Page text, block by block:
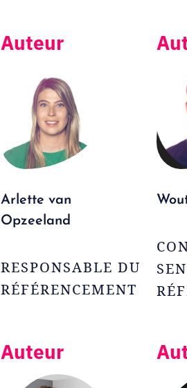
Auteur
Arlette van
Opzeeland
RESPONSABLE DU
RÉFÉRENCEMENT
Auteur